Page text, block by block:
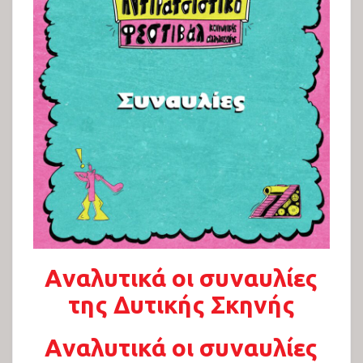
23ο Αντιρατσιστικό Φεστιβάλ
Θεσσαλονίκης
Παιδότοπος 2022
Αναλυτικά οι συναυλίες
της Δυτικής Σκηνής
Αναλυτικά οι συναυλίες